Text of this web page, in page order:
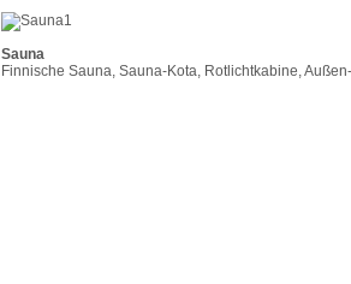
Sauna
Finnische Sauna, Sauna-Kota, Rotlichtkabine,